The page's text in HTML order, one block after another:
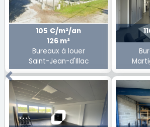
105 €/m²/an
126 m²
Bureaux à louer
Saint-Jean-d'Illac
Previous